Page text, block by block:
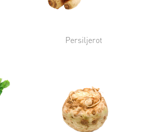
Persiljerot